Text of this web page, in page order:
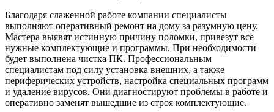
Благодаря слаженной работе компании специалисты
выполняют оперативный ремонт на дому за разумную цену.
Мастера выявят истинную причину поломки, привезут все
нужные комплектующие и программы. При необходимости
будет выполнена чистка ПК. Профессиональным
специалистам под силу установка внешних, а также
периферических устройств, настройка специальных программ
и удаление вирусов. Они диагностируют проблемы в работе и
оперативно заменят вышедшие из строя комплектующие.